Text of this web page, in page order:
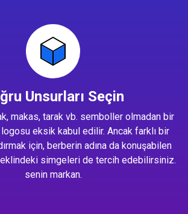
Unsurları Seçin
makas, tarak vb. semboller olmadan bir
eksik kabul edilir. Ancak farklı bir
için, berberin adına da konuşabilen
simgeleri de tercih edebilirsiniz.
senin markan.